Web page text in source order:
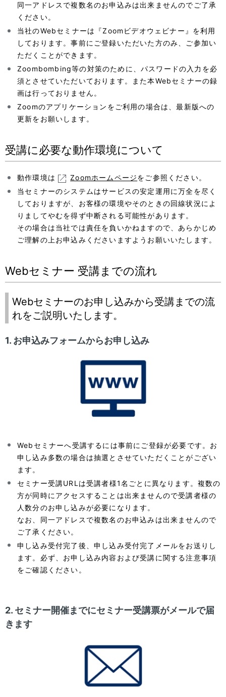
同一アドレスで複数名のお申込みは出来ませんのでご了承
ください。
当社のWebセミナーは『Zoomビデオウェビナー』を利用
しております。事前にご登録いただいた方のみ、ご参加い
ただくことができます。
Zoombombing等の対策のために、パスワードの入力を必
須とさせていただいております。また本Webセミナーの録
画は行っておりません。
Zoomのアプリケーションをご利用の場合は、最新版への
更新をお願いします。
受講に必要な動作環境について
動作環境は Zoomホームページをご参照ください。
当セミナーのシステムはサービスの安定運用に万全を尽く
しておりますが、お客様の環境やそのときの回線状況によ
りましてやむを得ず中断される可能性があります。
その場合は当社では責任を負いかねますので、あらかじめ
ご理解の上お申込みくださいますようお願いいたします。
Webセミナー 受講までの流れ
Webセミナーのお申し込みから受講までの流
れをご説明いたします。
1. お申込みフォームからお申し込み
Webセミナーへ受講するには事前にご登録が必要です。お
申し込み多数の場合は抽選とさせていただくことがござい
ます。
セミナー受講URLは受講者様1名ごとに異なります。複数の
方が同時にアクセスすることは出来ませんので受講者様の
人数分のお申し込みが必要になります。
なお、同一アドレスで複数名のお申込みは出来ませんので
ご了承ください。
申し込み受付完了後、申し込み受付完了メールをお送りし
ます。必ず、お申し込み内容および受講に関する注意事項
をご確認ください。
2. セミナー開催までにセミナー受講票がメールで届
きます